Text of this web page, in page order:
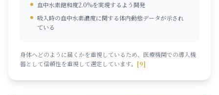
血中水素飽和度2.0%を実現するよう開発
吸入時の血中水素濃度に関する体内動態データが示され
ている
身体へどのように届くかを重視しているため、医療機関での導入機
器として信頼性を重視して選定しています。 [9]